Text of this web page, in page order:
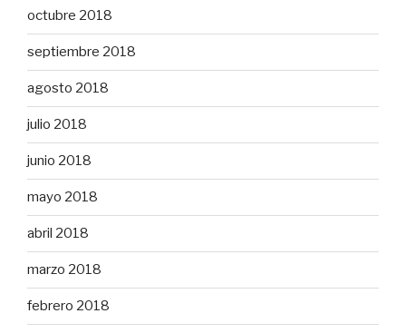
octubre 2018
septiembre 2018
agosto 2018
julio 2018
junio 2018
mayo 2018
abril 2018
marzo 2018
febrero 2018